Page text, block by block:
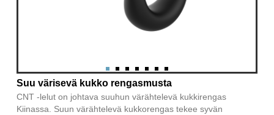
Suu värisevä kukko rengasmusta
CNT -lelut on johtava suuhun värähtelevä kukkirengas
Kiinassa. Suun värähtelevä kukkorengas tekee syvän